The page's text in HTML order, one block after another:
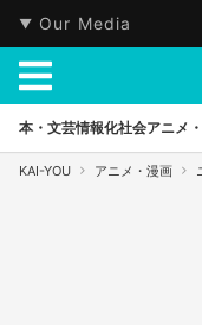
Our Media
本・文芸情報化社会アニメ
KAI-YOU アニメ・漫画